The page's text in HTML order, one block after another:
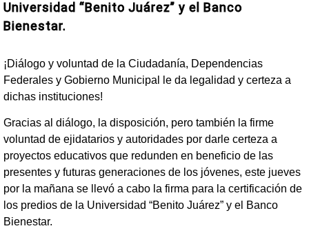
Universidad “Benito Juárez” y el Banco
Bienestar.
¡Diálogo y voluntad de la Ciudadanía, Dependencias
Federales y Gobierno Municipal le da legalidad y certeza a
dichas instituciones!
Gracias al diálogo, la disposición, pero también la firme
voluntad de ejidatarios y autoridades por darle certeza a
proyectos educativos que redunden en beneficio de las
presentes y futuras generaciones de los jóvenes, este jueves
por la mañana se llevó a cabo la firma para la certificación de
los predios de la Universidad “Benito Juárez” y el Banco
Bienestar.